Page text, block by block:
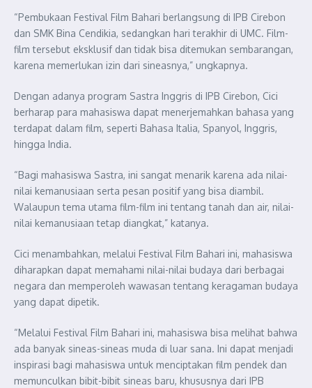
“Pembukaan Festival Film Bahari berlangsung di IPB Cirebon
dan SMK Bina Cendikia, sedangkan hari terakhir di UMC. Film-
film tersebut eksklusif dan tidak bisa ditemukan sembarangan,
karena memerlukan izin dari sineasnya,” ungkapnya.
Dengan adanya program Sastra Inggris di IPB Cirebon, Cici
berharap para mahasiswa dapat menerjemahkan bahasa yang
terdapat dalam film, seperti Bahasa Italia, Spanyol, Inggris,
hingga India.
“Bagi mahasiswa Sastra, ini sangat menarik karena ada nilai-
nilai kemanusiaan serta pesan positif yang bisa diambil.
Walaupun tema utama film-film ini tentang tanah dan air, nilai-
nilai kemanusiaan tetap diangkat,” katanya.
Cici menambahkan, melalui Festival Film Bahari ini, mahasiswa
diharapkan dapat memahami nilai-nilai budaya dari berbagai
negara dan memperoleh wawasan tentang keragaman budaya
yang dapat dipetik.
“Melalui Festival Film Bahari ini, mahasiswa bisa melihat bahwa
ada banyak sineas-sineas muda di luar sana. Ini dapat menjadi
inspirasi bagi mahasiswa untuk menciptakan film pendek dan
memunculkan bibit-bibit sineas baru, khususnya dari IPB